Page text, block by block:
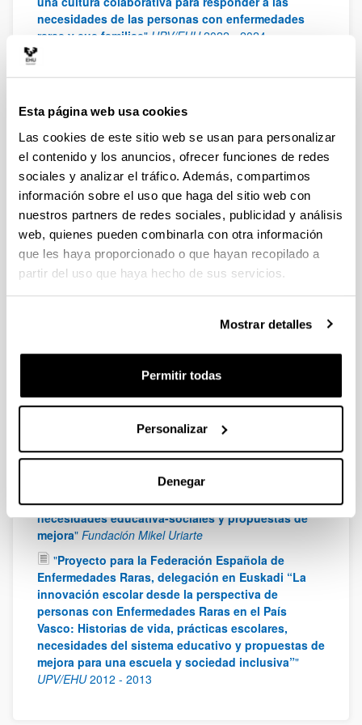
Esta página web usa cookies
Las cookies de este sitio web se usan para personalizar
el contenido y los anuncios, ofrecer funciones de redes
sociales y analizar el tráfico. Además, compartimos
información sobre el uso que haga del sitio web con
nuestros partners de redes sociales, publicidad y análisis
web, quienes pueden combinarla con otra información
que les haya proporcionado o que hayan recopilado a
partir del uso que haya hecho de sus servicios.
Mostrar detalles
Permitir todas
Personalizar
Denegar
necesidades de las personas con enfermedades
raras y sus familias" UPV/EHU 2022
2024
la mejora de la calidad de vida de las familias de
Comunidad Autónoma del País Vasco
"Claves de éxito para el alumnado con
necesidades educativas especiales (NEE) desde
vivencias inclusivas y buenas prácticas en
matemáticas en centros del País Vasco y Nueva
Aquitania // Des pistes pour favoriser la réussite
scolaire des élèves à besoins éducatifs particuliers
au regard d'expériences inclusives et d'échanges
de practiques en mathématiques au Pays Basque et
en Nouvelle Aquitaine."Euskampus y Lab E3D
gaixotasun arraroak dituzten ikasleei emandako
"La inclusión educativa de personas con una
enfermedad rara. La investigación: situación actual
más inclusivas a través de la voz de las personas
con enfermedades raras: Historias de vida,
necesidades educativa-sociales y propuestas de
mejora" Fundación Mikel Uriarte
"Proyecto para la Federación Española de
Enfermedades Raras, delegación en Euskadi “La
innovación escolar desde la perspectiva de
personas con Enfermedades Raras en el País
Vasco: Historias de vida, prácticas escolares,
necesidades del sistema educativo y propuestas de
mejora para una escuela y sociedad inclusiva”"
UPV/EHU 2012 - 2013